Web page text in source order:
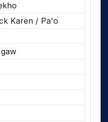
Karen / Pa'o